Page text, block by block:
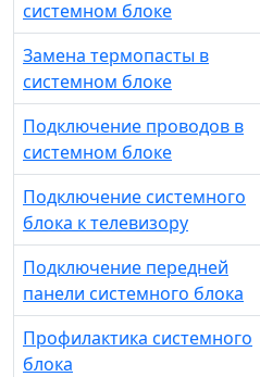
системном блоке
Замена термопасты в
системном блоке
Подключение проводов в
системном блоке
Подключение системного
блока к телевизору
Подключение передней
панели системного блока
Профилактика системного
блока